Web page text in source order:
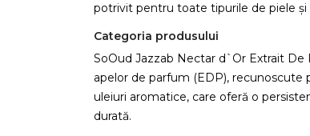
potrivit pentru toate tipurile de piele și
Categoria produsului
SoOud Jazzab Nectar d`Or Extrait
apelor de parfum (EDP), recunoscute
uleiuri aromatice, care oferă o
durată.